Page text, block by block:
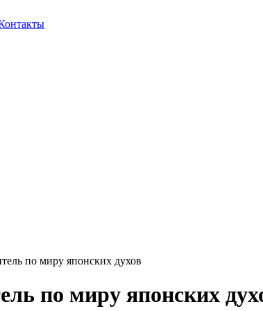
по миру японских духов
по миру японских